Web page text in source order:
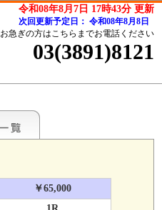
令和08年8月7日 17時43分 更新
次回更新予定日： 令和08年8月8日
お急ぎの方はこちらまでお電話ください
03(3891)8121
￥65,000